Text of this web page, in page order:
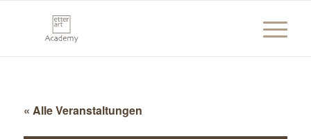
« Alle Veranstaltungen